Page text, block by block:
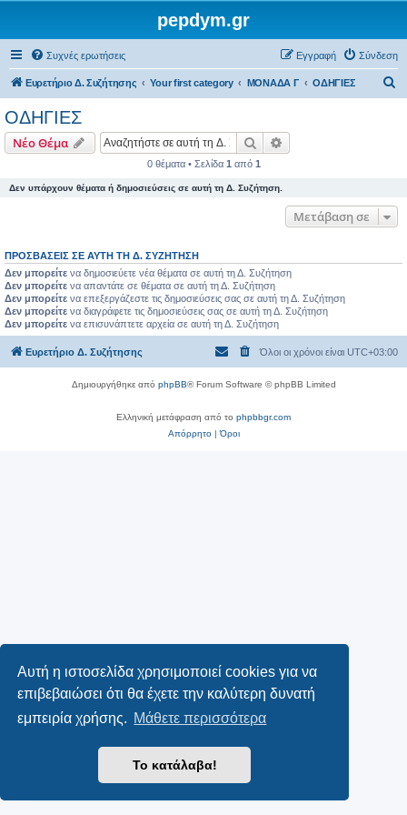
Αυτή η ιστοσελίδα χρησιμοποιεί cookies για να
επιβεβαιώσει ότι θα έχετε την καλύτερη δυνατή
εμπειρία χρήσης. Μάθετε περισσότερα
Το κατάλαβα!
pepdym.gr
Συχνές ερωτήσεις Σύνδεση
Εγγραφή
Ευρετήριο Δ. Συζήτησης Your first category ΜΟΝΑΔΑ Γ ΟΔΗΓΙΕΣ
ΟΔΗΓΙΕΣ
Νέο Θέμα Αναζήτηση
0 θέματα • Σελίδα 1 από 1
Δεν υπάρχουν θέματα ή δημοσιεύσεις σε αυτή τη Δ. Συζήτηση.
Μετάβαση σε
ΠΡΟΣΒΆΣΕΙΣ ΣΕ ΑΥΤΉ ΤΗ Δ. ΣΥΖΉΤΗΣΗ
Δεν μπορείτε να δημοσιεύετε νέα θέματα σε αυτή τη Δ. Συζήτηση
Δεν μπορείτε να απαντάτε σε θέματα σε αυτή τη Δ. Συζήτηση
Δεν μπορείτε να επεξεργάζεστε τις δημοσιεύσεις σας σε αυτή τη Δ. Συζήτηση
Δεν μπορείτε να διαγράφετε τις δημοσιεύσεις σας σε αυτή τη Δ. Συζήτηση
Δεν μπορείτε να επισυνάπτετε αρχεία σε αυτή τη Δ. Συζήτηση
Ευρετήριο Δ. Συζήτησης Όλοι οι χρόνοι είναι UTC+03:00
Δημιουργήθηκε από phpBB® Forum Software © phpBB Limited
Ελληνική μετάφραση από το phpbbgr.com
Απόρρητο|Όροι